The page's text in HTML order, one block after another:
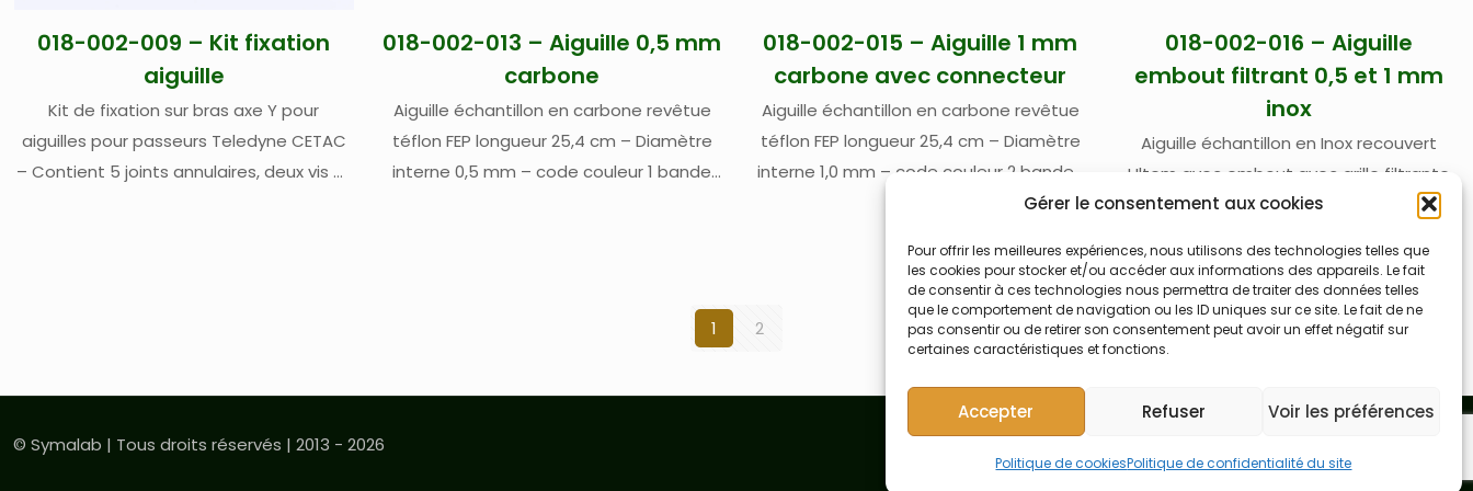
Gérer le consentement aux cookies
Pour offrir les meilleures expériences, nous utilisons des technologies telles que
les cookies pour stocker et/ou accéder aux informations des appareils. Le fait
de consentir à ces technologies nous permettra de traiter des données telles
que le comportement de navigation ou les ID uniques sur ce site. Le fait de ne
pas consentir ou de retirer son consentement peut avoir un effet négatif sur
certaines caractéristiques et fonctions.
Accepter Refuser Voir les préférences
Politique de cookiesPolitique de confidentialité du site
018-002-009 – Kit fixation
aiguille
Kit de fixation sur bras axe Y pour
aiguilles pour passeurs Teledyne CETAC
– Contient 5 joints annulaires, deux vis et
018-002-013 – Aiguille 0,5 mm
carbone
Aiguille échantillon en carbone revêtue
téflon FEP longueur 25,4 cm – Diamètre
interne 0,5 mm – code couleur 1 bande
018-002-015 – Aiguille 1 mm
carbone avec connecteur
Aiguille échantillon en carbone revêtue
téflon FEP longueur 25,4 cm – Diamètre
interne 1,0 mm – code couleur 2 bandes
bleues – tuyau d’échantillon en PFA
MS avec connecteur vissable pour
ASXPress Plus ou SDX HPLD – prévoir kit de
connexion 018-002-009 si nécessaire
018-002-016 – Aiguille
embout filtrant 0,5 et 1 mm
inox
Aiguille échantillon en Inox recouvert
Ultem avec embout avec grille filtrante
pour applications huiles usagées –
tuyaux en PFA de 152 cm de diamètre
interne de 0,5 mm pour une utilisation
normale et de 1,0 mm pour utilisation
rapide – Pour passeur automatique ASX-
Teledyne Labs (Cetac)
1 2
© Symalab | Tous droits réservés | 2013 - 2026